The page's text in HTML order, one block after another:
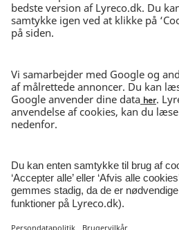
Jobs i Lyreco
Kataloger
ET NEMMERE ARBEJDSLIV
DAG-TIL-DAG-LEVERING
Bestil inden kl. 15.30
30 DAGES RETURRET
I ubrudt emballage